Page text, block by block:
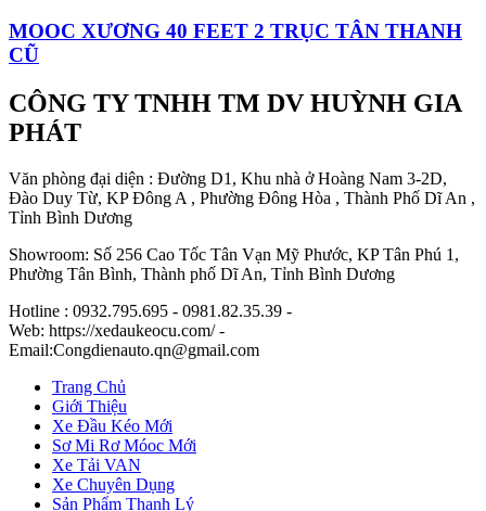
MOOC XƯƠNG 40 FEET 2 TRỤC TÂN THANH
CŨ
CÔNG TY TNHH TM DV HUỲNH GIA
PHÁT
Văn phòng đại diện : Đường D1, Khu nhà ở Hoàng Nam 3-2D,
Đào Duy Từ, KP Đông A , Phường Đông Hòa , Thành Phố Dĩ An ,
Tỉnh Bình Dương
Showroom: Số 256 Cao Tốc Tân Vạn Mỹ Phước, KP Tân Phú 1,
Phường Tân Bình, Thành phố Dĩ An, Tỉnh Bình Dương
Hotline : 0932.795.695 - 0981.82.35.39 -
Web: https://xedaukeocu.com/ -
Email:Congdienauto.qn@gmail.com
Trang Chủ
Giới Thiệu
Xe Đầu Kéo Mới
Sơ Mi Rơ Móoc Mới
Xe Tải VAN
Xe Chuyên Dụng
Sản Phẩm Thanh Lý